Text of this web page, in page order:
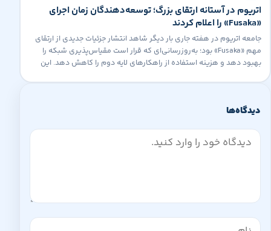
اتریوم در آستانه ارتقای بزرگ؛ توسعه‌دهندگان زمان اجرای
«Fusaka» را اعلام کردند
جامعه اتریوم در هفته جاری بار دیگر شاهد انتشار جزئیات جدیدی از ارتقای
مهم «Fusaka» بود؛ به‌روزرسانی‌ای که قرار است مقیاس‌پذیری شبکه را
بهبود دهد و هزینه استفاده از راهکارهای لایه دوم را کاهش دهد. این
دیدگاه‌ها
دیدگاه